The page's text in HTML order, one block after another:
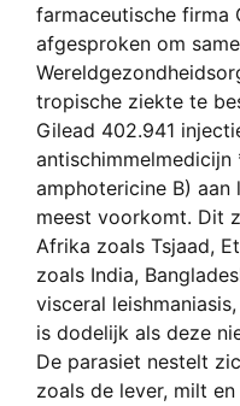
farmaceutische firma
afgesproken om
tropische ziekte te
Gilead 402.941
amphotericine B)
meest voorkomt. Dit
Afrika zoals Tsjaad,
zoals India,
visceral
is dodelijk als deze
De parasiet nestelt
zoals de lever, milt